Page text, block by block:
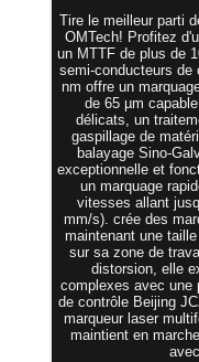
Tire le meilleur parti
OMTech! Profitez
un MTTF de plus de
semi-conducteurs de
nm offre un
de 65 µm
délicats, un
gaspillage de
balayage Sino-
exceptionnelle et
un marquage
vitesses allant
mm/s). crée des
maintenant une
sur sa zone de
distorsion, elle
complexes avec une
de contrôle Beijing
marqueur laser
maintient en